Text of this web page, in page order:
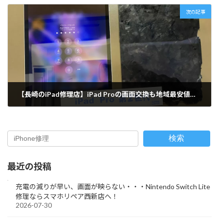
次の記事
【長崎のiPad修理店】iPad Proの画面交換も地域最安値でご案内いたします！どんな機種でも対応可能！まずはお問い合わせください！
検索
最近の投稿
充電の減りが早い、画面が映らない・・・Nintendo Switch Lite
修理ならスマホリペア西新店へ！
2026-07-30